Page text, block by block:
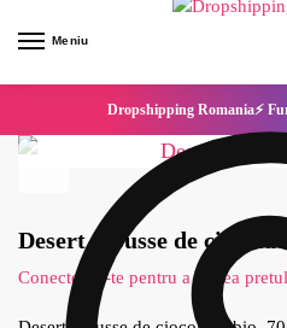
Meniu
Dropshipping Romania⚡
Desert mousse de
Conecteaza-te pentru a vedea pretul